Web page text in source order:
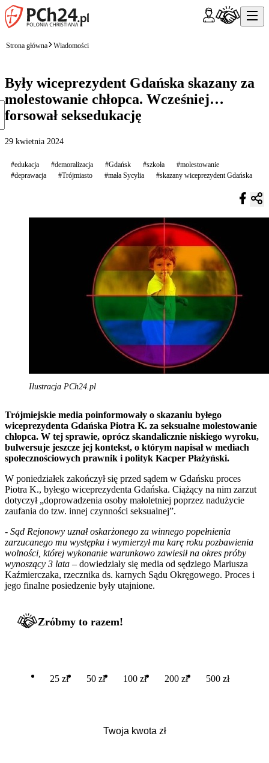
Strona główna Wiadomości
Były wiceprezydent Gdańska skazany za
molestowanie chłopca. Wcześniej…
forsował seksedukację
29 kwietnia 2024
#edukacja #demoralizacja #Gdańsk #szkoła
#molestowanie
#deprawacja
#Trójmiasto #mała Sycylia #skazany wiceprezydent Gdańska
Ilustracja PCh24.pl
Trójmiejskie media poinformowały o skazaniu byłego
wiceprezydenta Gdańska Piotra K. za seksualne molestowanie
chłopca. W tej sprawie, oprócz skandalicznie niskiego wyroku,
bulwersuje jeszcze jej kontekst, o którym napisał w mediach
społecznościowych prawnik i polityk Kacper Płażyński.
W poniedziałek zakończył się przed sądem w Gdańsku proces
Piotra K., byłego wiceprezydenta Gdańska. Ciążący na nim zarzut
dotyczył „doprowadzenia osoby małoletniej poprzez nadużycie
zaufania do tzw. innej czynności seksualnej”.
- Sąd Rejonowy uznał oskarżonego za winnego popełnienia
zarzucanego mu występku i wymierzył mu karę roku pozbawienia
wolności, której wykonanie warunkowo zawiesił na okres próby
wynoszący 3 lata – dowiedziały się media od sędziego Mariusza
Kaźmierczaka, rzecznika ds. karnych Sądu Okręgowego. Proces i
jego finalne posiedzenie były utajnione.
Zróbmy to razem!
25 zł 50 zł 100 zł 200 zł 500 zł